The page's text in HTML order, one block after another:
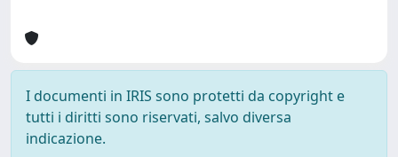
I documenti in IRIS sono protetti da copyright e
tutti i diritti sono riservati, salvo diversa
indicazione.